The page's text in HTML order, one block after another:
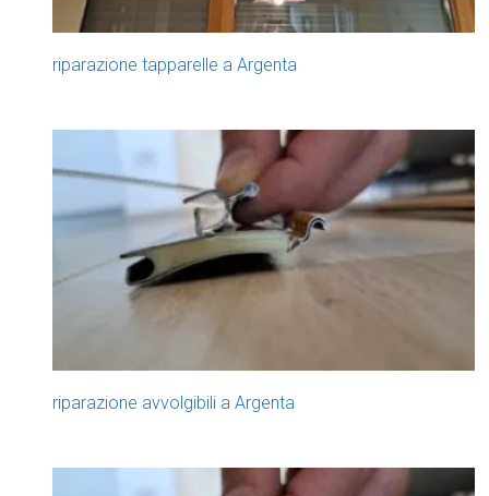
riparazione tapparelle a Argenta
riparazione avvolgibili a Argenta